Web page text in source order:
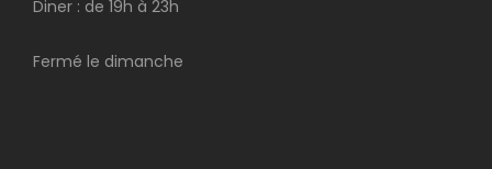
Diner : de 19h à 23h
Fermé le dimanche